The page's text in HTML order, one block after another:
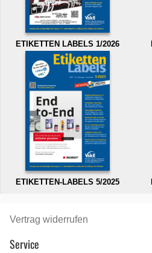
ETIKETTEN LABELS 1/2026
ETIKETTEN-LABELS 5/2025
Vertrag widerrufen
Service